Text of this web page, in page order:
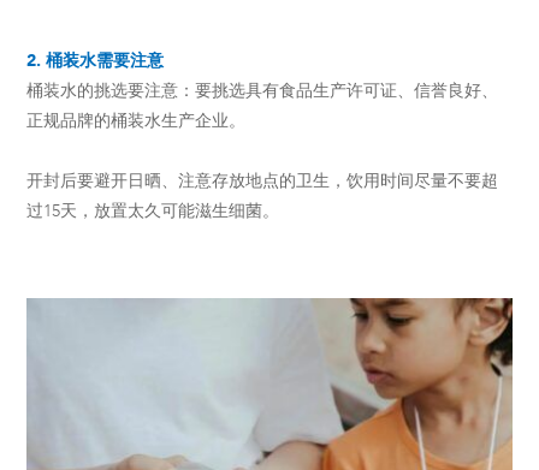
2. 桶装水需要注意
桶装水的挑选要注意：要挑选具有食品生产许可证、信誉良好、
正规品牌的桶装水生产企业。
开封后要避开日晒、注意存放地点的卫生，饮用时间尽量不要超
过15天，放置太久可能滋生细菌。